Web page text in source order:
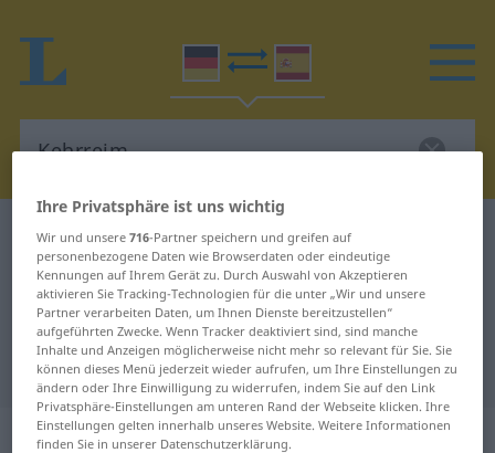
Deutsch-Spanisch Wörterbuch Kehrreim
Deutsch-Spanisch Übersetzung für
"Kehrreim"
"Kehrreim" Spanisch Übersetzung
„Kehrreim“: Maskulinum
Ihre Privatsphäre ist uns wichtig
Wir und unsere716-Partner speichern und greifen auf
personenbezogene Daten wie Browserdaten oder eindeutige
Kennungen auf Ihrem Gerät zu. Durch Auswahl von Akzeptieren
aktivieren Sie Tracking-Technologien für die unter „Wir und unsere
Partner verarbeiten Daten, um Ihnen Dienste bereitzustellen“
aufgeführten Zwecke. Wenn Tracker deaktiviert sind, sind manche
Inhalte und Anzeigen möglicherweise nicht mehr so relevant für Sie. Sie
können dieses Menü jederzeit wieder aufrufen, um Ihre Einstellungen zu
ändern oder Ihre Einwilligung zu widerrufen, indem Sie auf den Link
Privatsphäre-Einstellungen am unteren Rand der Webseite klicken. Ihre
Einstellungen gelten innerhalb unseres Website. Weitere Informationen
finden Sie in unserer Datenschutzerklärung.